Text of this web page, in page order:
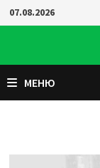
Перейти
к
07.08.2026
МЕНЮ